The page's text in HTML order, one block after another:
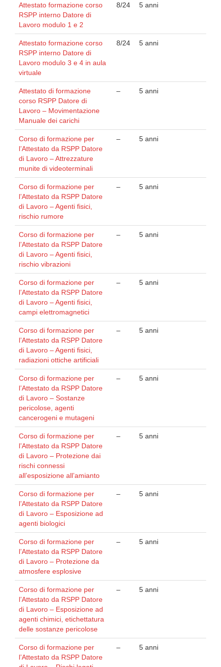
Attestato formazione corso
RSPP interno Datore di
Lavoro modulo 1 e 2
8/24 5 anni
Attestato formazione corso
RSPP interno Datore di
Lavoro modulo 3 e 4 in aula
virtuale
8/24 5 anni
Attestato di formazione
corso RSPP Datore di
Lavoro – Movimentazione
Manuale dei carichi
– 5 anni
Corso di formazione per
l’Attestato da RSPP Datore
di Lavoro – Attrezzature
munite di videoterminali
– 5 anni
Corso di formazione per
l’Attestato da RSPP Datore
di Lavoro – Agenti fisici,
rischio rumore
– 5 anni
Corso di formazione per
l’Attestato da RSPP Datore
di Lavoro – Agenti fisici,
rischio vibrazioni
– 5 anni
Corso di formazione per
l’Attestato da RSPP Datore
di Lavoro – Agenti fisici,
campi elettromagnetici
– 5 anni
Corso di formazione per
l’Attestato da RSPP Datore
di Lavoro – Agenti fisici,
radiazioni ottiche artificiali
– 5 anni
Corso di formazione per
l’Attestato da RSPP Datore
di Lavoro – Sostanze
pericolose, agenti
cancerogeni e mutageni
– 5 anni
Corso di formazione per
l’Attestato da RSPP Datore
di Lavoro – Protezione dai
rischi connessi
all’esposizione all’amianto
– 5 anni
Corso di formazione per
l’Attestato da RSPP Datore
di Lavoro – Esposizione ad
agenti biologici
– 5 anni
Corso di formazione per
l’Attestato da RSPP Datore
di Lavoro – Protezione da
atmosfere esplosive
– 5 anni
Corso di formazione per
l’Attestato da RSPP Datore
di Lavoro – Esposizione ad
agenti chimici, etichettatura
delle sostanze pericolose
– 5 anni
Corso di formazione per
l’Attestato da RSPP Datore
– 5 anni